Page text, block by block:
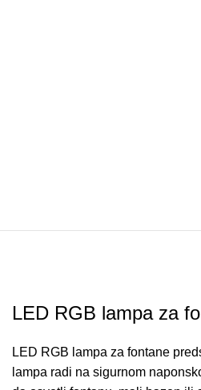
LED RGB lampa za
LED RGB lampa za fontane
lampa radi na sigurnom